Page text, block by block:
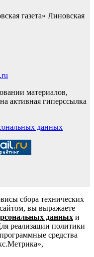
газета» Линовская
материалов,
активная гиперссылка
данных
сбора технических
вы выражаете
данных и
реализации политики
средства